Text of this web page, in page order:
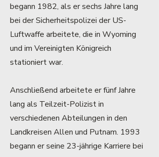
begann 1982, als er sechs Jahre lang
bei der Sicherheitspolizei der US-
Luftwaffe arbeitete, die in Wyoming
und im Vereinigten Königreich
stationiert war.
Anschließend arbeitete er fünf Jahre
lang als Teilzeit-Polizist in
verschiedenen Abteilungen in den
Landkreisen Allen und Putnam. 1993
begann er seine 23-jährige Karriere bei